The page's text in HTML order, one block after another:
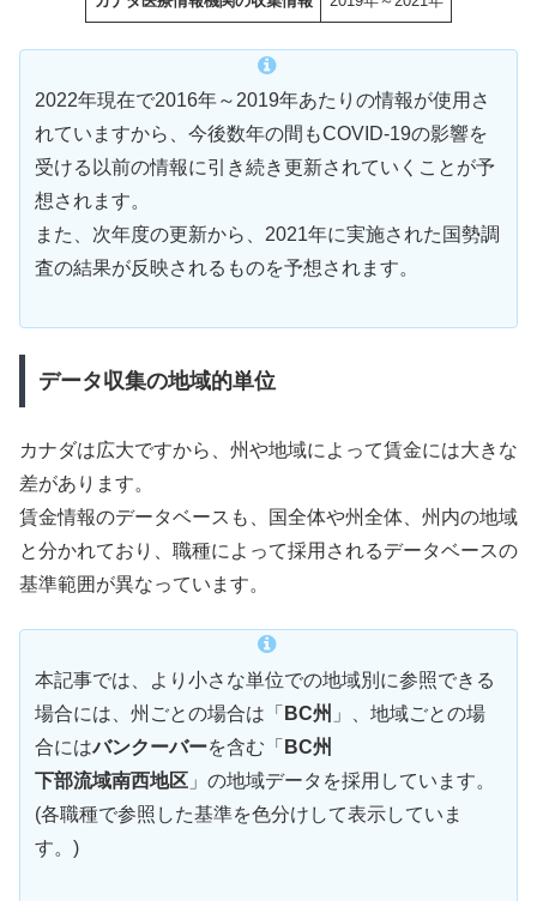
2022年現在で2016年～2019年あたりの情報が使用さ
れていますから、今後数年の間もCOVID-19の影響を
受ける以前の情報に引き続き更新されていくことが予
想されます。
また、次年度の更新から、2021年に実施された国勢調
査の結果が反映されるものを予想されます。
データ収集の地域的単位
カナダは広大ですから、州や地域によって賃金には大きな
差があります。
賃金情報のデータベースも、国全体や州全体、州内の地域
と分かれており、職種によって採用されるデータベースの
基準範囲が異なっています。
本記事では、より小さな単位での地域別に参照できる
場合には、州ごとの場合は「 BC州 」、地域ごとの場
合にはバンクーバーを含む「 BC州
下部流域南西地区 」の地域データを採用しています。
(各職種で参照した基準を色分けして表示していま
す。)